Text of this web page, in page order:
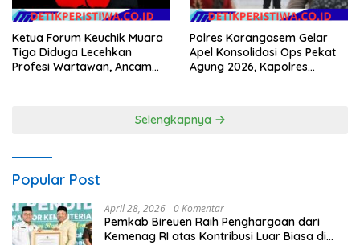
Ketua Forum Keuchik Muara
Tiga Diduga Lecehkan
Profesi Wartawan, Ancam
Polres Karangasem Gelar
Apel Konsolidasi Ops Pekat
Agung 2026, Kapolres
Selengkapnya
Popular Post
April 28, 2026 0 Komentar
Pemkab Bireuen Raih Penghargaan dari
Kemenag RI atas Kontribusi Luar Biasa di